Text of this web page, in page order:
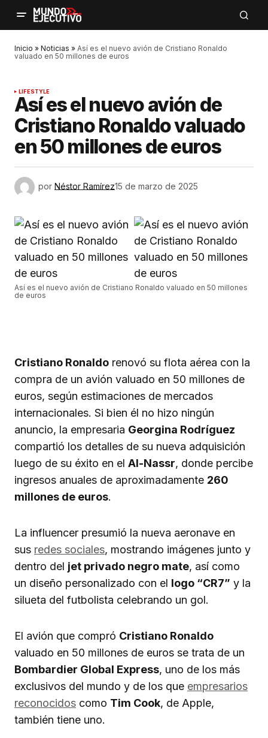
Inicio » Noticias » Así es el nuevo avión de Cristiano Ronaldo
valuado en 50 millones de euros
LIFESTYLE
Así es el nuevo avión de
Cristiano Ronaldo valuado
en 50 millones de euros
por Néstor Ramírez15 de marzo de 2025
Así es el nuevo avión de Cristiano Ronaldo valuado en 50 millones
de euros
Cristiano Ronaldo renovó su flota aérea con la
compra de un avión valuado en 50 millones de
euros, según estimaciones de mercados
internacionales. Si bien él no hizo ningún
anuncio, la empresaria Georgina Rodríguez
compartió los detalles de su nueva adquisición
luego de su éxito en el Al-Nassr, donde percibe
ingresos anuales de aproximadamente 260
millones de euros.
La influencer presumió la nueva aeronave en
sus redes sociales, mostrando imágenes junto y
dentro del jet privado negro mate, así como
un diseño personalizado con el logo “CR7” y la
silueta del futbolista celebrando un gol.
El avión que compró Cristiano Ronaldo
valuado en 50 millones de euros se trata de un
Bombardier Global Express, uno de los más
exclusivos del mundo y de los que empresarios
reconocidos como Tim Cook, de Apple,
también tiene uno.